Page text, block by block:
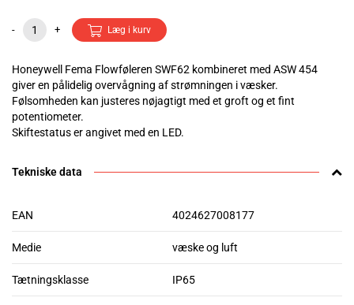
- + Læg i kurv
Honeywell Fema Flowføleren SWF62 kombineret med ASW 454
giver en pålidelig overvågning af strømningen i væsker.
Følsomheden kan justeres nøjagtigt med et groft og et fint
potentiometer.
Skiftestatus er angivet med en LED.
Tekniske data
EAN 4024627008177
Medie væske og luft
Tætningsklasse IP65